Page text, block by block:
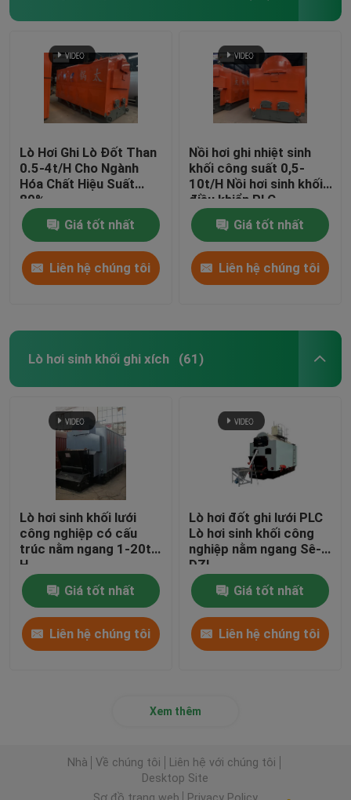
Lò Hơi Ghi Lò Đốt Than
0.5-4t/H Cho Ngành
Hóa Chất Hiệu Suất
89%
Giá tốt nhất
Liên hệ chúng tôi
Nồi hơi ghi nhiệt sinh
khối công suất 0,5-
10t/H Nồi hơi sinh khối
điều khiển PLC
Giá tốt nhất
Liên hệ chúng tôi
Lò hơi sinh khối ghi xích (61)
Lò hơi sinh khối lưới
công nghiệp có cấu
trúc nằm ngang 1-20t /
H
Giá tốt nhất
Liên hệ chúng tôi
Lò hơi đốt ghi lưới PLC
Lò hơi sinh khối công
nghiệp nằm ngang Sê-ri
DZL
Giá tốt nhất
Liên hệ chúng tôi
Xem thêm
Nhà Về chúng tôi
Liên hệ với chúng tôi
Desktop Site
Sơ đồ trang web
Privacy Policy